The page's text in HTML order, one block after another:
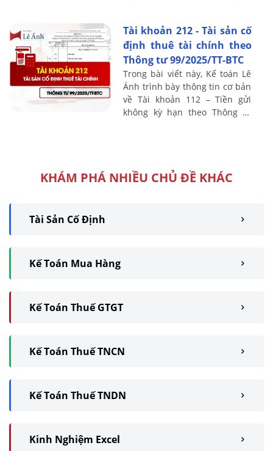
nội ...
Tài khoản 212 - Tài sản cố
định thuê tài chính theo
Thông tư 99/2025/TT-BTC
Trong bài viết này, Kế toán Lê
Ánh trình bày thông tin cơ bản
về Tài khoản 112 – Tiền gửi
không kỳ hạn theo Thông tư
KHÁM PHÁ NHIỀU CHỦ ĐỀ KHÁC
Tài Sản Cố Định
Kế Toán Mua Hàng
Kế Toán Thuế GTGT
Kế Toán Thuế TNCN
Kế Toán Thuế TNDN
Kinh Nghiệm Excel